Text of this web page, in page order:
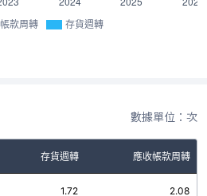
款周轉 存貨週轉
數據單位：次
存貨週轉 應收帳款周轉
1.72 2.08